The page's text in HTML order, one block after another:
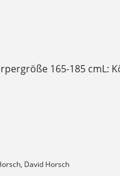
165-185 cmL:
David Horsch